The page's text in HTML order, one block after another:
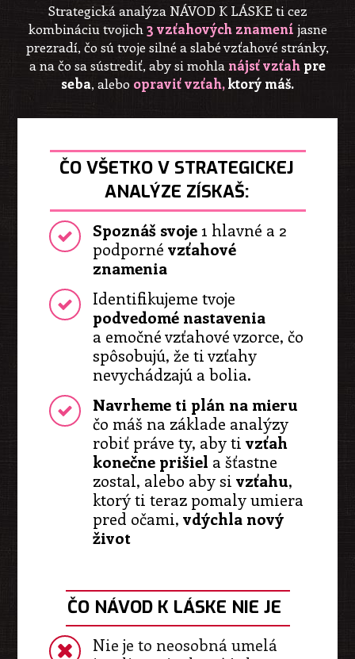
Strategická analýza NÁVOD K LÁSKE ti cez
kombináciu tvojich 3 vzťahových znamení jasne
prezradí, čo sú tvojesilné a slabé vzťahové stránky,
a na čo sa sústrediť, aby si mohla nájsť vzťah pre
seba, alebo opraviť vzťah,ktorý máš.
ČO VŠETKO V STRATEGICKEJ
ANALÝZE ZÍSKAŠ:
Spoznáš svoje1 hlavné a 2
podpornévzťahové
znamenia
Identifikujeme tvoje
podvedomé nastavenia
a emočné vzťahové vzorce, čo
spôsobujú, že ti vzťahy
nevychádzajú a bolia.
Navrheme ti plán na mieru
čo máš na základe analýzy
robiť práve ty, aby tivzťah
konečne prišiel a šťastne
zostal, alebo aby sivzťahu,
ktorý ti teraz pomaly umiera
pred očami,vdýchla nový
život
ČO NÁVOD K LÁSKE NIE JE
Nie je to neosobná umelá